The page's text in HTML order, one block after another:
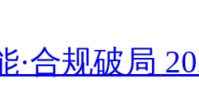
·合规破局